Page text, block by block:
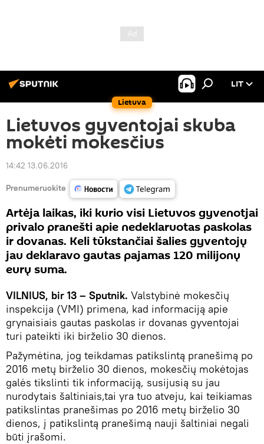
Lietuva
LIT
Lietuvos gyventojai skuba
mokėti mokesčius
14:42 13.06.2016
Prenumeruokite
Artėja laikas, iki kurio visi Lietuvos gyvenotjai
privalo pranešti apie nedeklaruotas paskolas
ir dovanas. Keli tūkstančiai šalies gyventojų
jau deklaravo gautas pajamas 120 milijonų
eurų suma.
VILNIUS, bir 13 – Sputnik. Valstybinė mokesčių
inspekcija (VMI) primena, kad informaciją apie
grynaisiais gautas paskolas ir dovanas gyventojai
turi pateikti iki birželio 30 dienos.
Pažymėtina, jog teikdamas patikslintą pranešimą po
2016 metų birželio 30 dienos, mokesčių mokėtojas
galės tikslinti tik informaciją, susijusią su jau
nurodytais šaltiniais,tai yra tuo atveju, kai teikiamas
patikslintas pranešimas po 2016 metų birželio 30
dienos, į patikslintą pranešimą nauji šaltiniai negali
būti įrašomi.